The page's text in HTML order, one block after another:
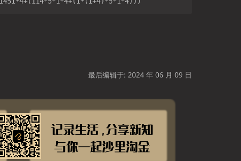
最后编辑于: 2024 年 06 月 09 日